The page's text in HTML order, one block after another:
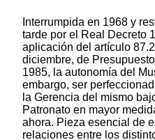
Interrumpida en 1968 y
tarde por el Real Decreto
aplicación del artículo
diciembre, de
1985, la autonomía del
embargo, ser
la Gerencia del mismo
Patronato en mayor
ahora. Pieza esencial de
relaciones entre los